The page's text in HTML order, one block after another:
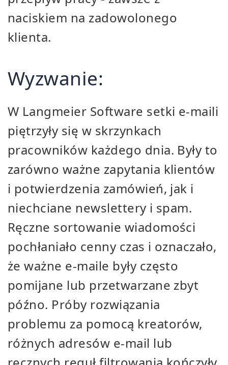
naciskiem na zadowolonego
klienta.
Wyzwanie:
W Langmeier Software setki e-maili
piętrzyły się w skrzynkach
pracowników każdego dnia. Były to
zarówno ważne zapytania klientów
i potwierdzenia zamówień, jak i
niechciane newslettery i spam.
Ręczne sortowanie wiadomości
pochłaniało cenny czas i oznaczało,
że ważne e-maile były często
pomijane lub przetwarzane zbyt
późno. Próby rozwiązania
problemu za pomocą kreatorów,
różnych adresów e-mail lub